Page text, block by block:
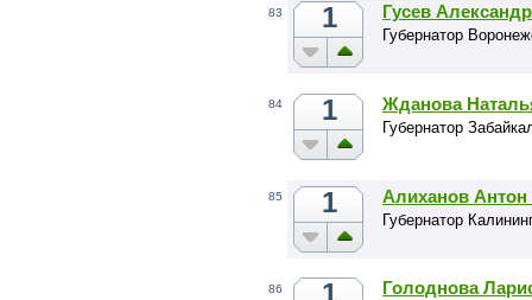
83 1 Гусев
Губернатор
84 1 Жданова
Губернатор
85 1 Алиханов
Губернатор
86 Голоднова